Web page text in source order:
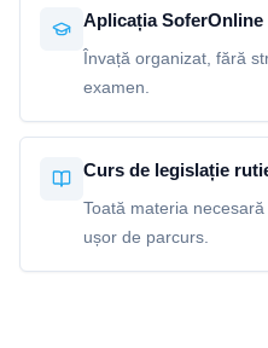
Aplicația SoferOnline
Învață organizat, fără
examen.
Curs de legislație
Toată materia
ușor de parcurs.